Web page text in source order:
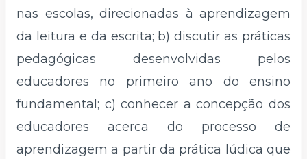
nas escolas, direcionadas à aprendizagem
da leitura e da escrita; b) discutir as práticas
pedagógicas desenvolvidas pelos
educadores no primeiro ano do ensino
fundamental; c) conhecer a concepção dos
educadores acerca do processo de
aprendizagem a partir da prática lúdica que